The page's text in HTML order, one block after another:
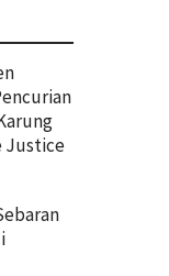
Justice